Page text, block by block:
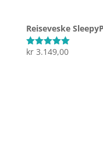
Reiseveske
Vurdert5.00
kr3.149,00